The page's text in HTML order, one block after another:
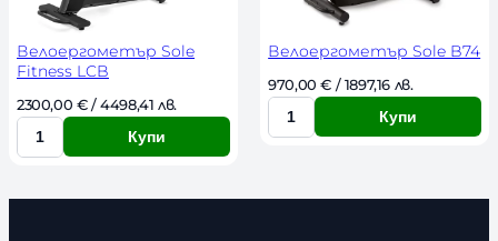
Велоергометър Sole
Fitness LCB
2300,00 € / 4498,41 лв.
К
л
Купи
Велоергометър Sole B74
970,00 € / 1897,16 лв.
К
Купи